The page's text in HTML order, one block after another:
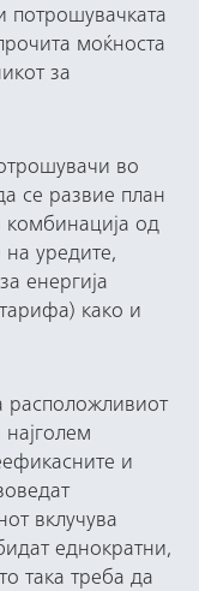
потрошувачката
моќноста
за
во
се развие план
од
уредите,
енергија
како и
расположливиот
и
вклучува
еднократни,
така треба да